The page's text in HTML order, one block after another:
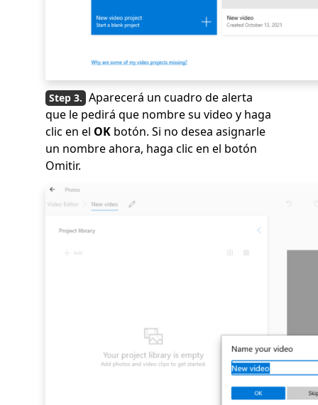
Aparecerá un cuadro de alerta
que le pedirá que nombre su video y haga
clic en el OK botón. Si no desea asignarle
un nombre ahora, haga clic en el botón
Omitir.